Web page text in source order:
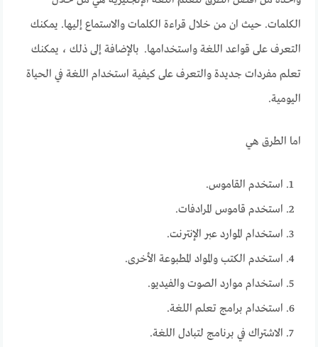
الكلمات. حيث ان من خلال قراءة الكلمات والاستماع إليها. يمكنك
التعرف على قواعد اللغة واستخدامها. بالإضافة إلى ذلك ، يمكنك
تعلم مفردات جديدة والتعرف على كيفية استخدام اللغة في الحياة
اليومية.
اما الطرق هي
استخدم القاموس.
استخدم قاموس المرادفات.
استخدام الموارد عبر الإنترنت.
استخدم الكتب والمواد المطبوعة الأخرى.
استخدام موارد الصوت والفيديو.
استخدام برامج تعلم اللغة.
الاشتراك في برنامج لتبادل اللغة.